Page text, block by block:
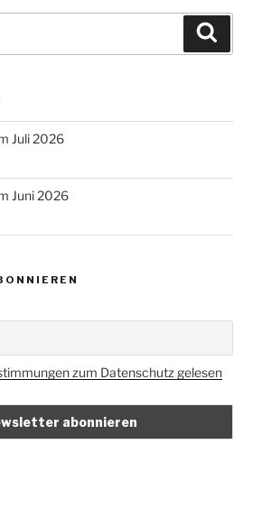
Juli 2026
Juni 2026
zum Datenschutz gelesen